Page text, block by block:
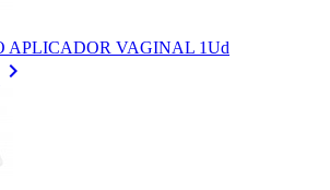
APLICADOR VAGINAL 1Ud
keyboard_arrow_right